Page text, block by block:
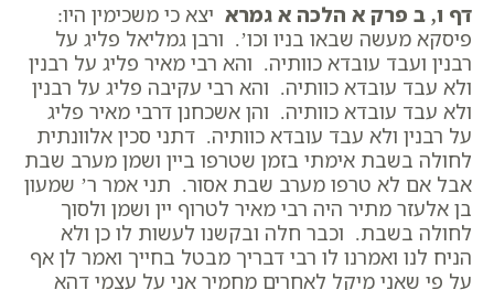
דף ו, ב פרק א הלכה א גמרא יצא כי משכימין היו:
פיסקא מעשה שבאו בניו וכו’. ורבן גמליאל פליג על
רבנין ועבד עובדא כוותיה. והא רבי מאיר פליג על רבנין
ולא עבד עובדא כוותיה. והא רבי עקיבה פליג על רבנין
ולא עבד עובדא כוותיה. והן אשכחנן דרבי מאיר פליג
על רבנין ולא עבד עובדא כוותיה. דתני סכין אלוונתית
לחולה בשבת אימתי בזמן שטרפו ביין ושמן מערב שבת
אבל אם לא טרפו מערב שבת אסור. תני אמר ר’ שמעון
בן אלעזר מתיר היה רבי מאיר לטרוף יין ושמן ולסוך
לחולה בשבת. וכבר חלה ובקשנו לעשות לו כן ולא
הניח לנו ואמרנו לו רבי דבריך מבטל בחייך ואמר לן אף
על פי שאני מיקל לאחרים מחמיר אני על עצמי דהא